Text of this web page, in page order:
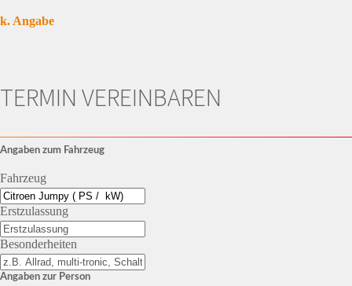
k. Angabe
TERMIN VEREINBAREN
Angaben zum Fahrzeug
Fahrzeug
Erstzulassung
Besonderheiten
Angaben zur Person